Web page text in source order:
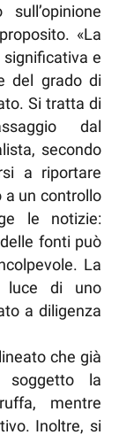
«La
e
del grado di
Si tratta di
dal
secondo
a riportare
a un controllo
le notizie:
fonti può
La
luce di uno
a diligenza
che già
soggetto la
mentre
Inoltre, si